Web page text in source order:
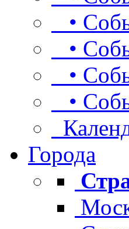
•
•
•
•
Города